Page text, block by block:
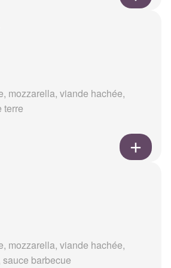
mozzarella, viande hachée,
terre
mozzarella, viande hachée,
barbecue